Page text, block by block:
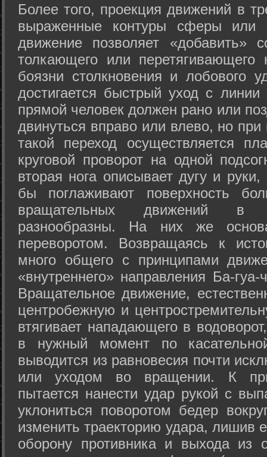
Более того, проекция движений в
выраженные контуры сферы или
движение позволяет «добавить»
толкающего или перетягивающего
боязни столкновения и лобового
достигается быстрый уход с
прямой человек должен рано или
двинуться вправо или влево, но
такой переход осуществляется
круговой проворот на одной
вторая нога описывает дугу и
бы поглаживают поверхность
вращательных движений в
разнообразны. На них же
переворотом. Возвращаясь к
много общего с принципами
«внутреннего» направления Ба-
Вращательное движение,
центробежную и
втягивает нападающего в
в нужный момент по
выводится из равновесия почти
или уходом во вращении. К
пытается нанести удар рукой с
уклониться поворотом бедер
изменить траекторию удара, лишив
оборону противника и выхода из